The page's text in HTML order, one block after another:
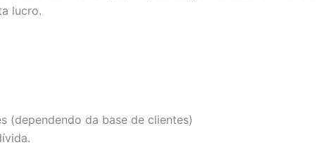
lucro.
(dependendo da base de clientes)